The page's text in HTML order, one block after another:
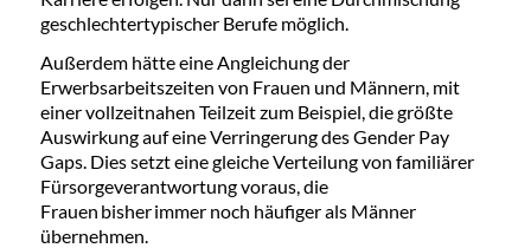
geschlechtertypischer Berufe möglich.
Außerdem hätte eine Angleichung der
Erwerbsarbeitszeiten von Frauen und Männern, mit
einer vollzeitnahen Teilzeit zum Beispiel, die größte
Auswirkung auf eine Verringerung des Gender Pay
Gaps. Dies setzt eine gleiche Verteilung von familiärer
Fürsorgeverantwortung voraus, die
Frauen bisher immer noch häufiger als Männer
übernehmen.